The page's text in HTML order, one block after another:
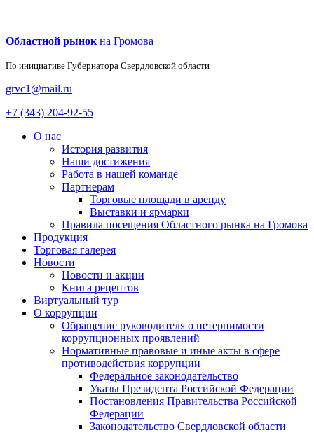
Областной рынок на Громова
По инициативе Губернатора Свердловской области
grvc1@mail.ru
+7 (343) 204-92-55
О нас
История развития
Наши достижения
Работа в нашей команде
Партнерам
Торговые площади в аренду
Выставки и ярмарки
Правила посещения Областного рынка на Громова
Продукция
Торговая галерея
Новости
Новости и акции
Книга рецептов
Виртуальный тур
О коррупции
Обращение руководителя о нетерпимости
коррупционных проявлений
Нормативные правовые и иные акты в сфере
противодействия коррупции
Федеральное законодательство
Указы Президента Российской Федерации
Постановления Правительства Российской
Федерации
Законодательство Свердловской области